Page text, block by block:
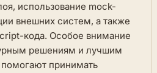
использование mock-
внешних систем, а также
кода. Особое внимание
решениям и лучшим
принимать